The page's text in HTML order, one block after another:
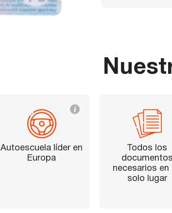
Autoescuela líder en
Europa
i
Todos los
documentos
necesarios en
solo lugar